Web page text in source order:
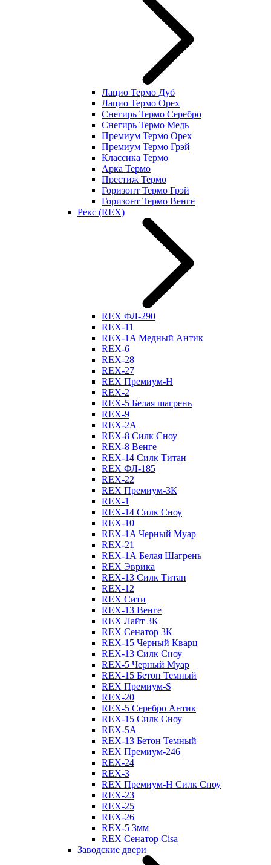
Лацио Термо Дуб
Лацио Термо Орех
Снегирь Термо Серебро
Снегирь Термо Медь
Премиум Термо Орех
Премиум Термо Грэй
Классика Термо
Арка Термо
Престиж Термо
Горизонт Термо Грэй
Горизонт Термо Венге
Рекс (REX)
REX ФЛ-290
REX-11
REX-1A Медный Антик
REX-6
REX-28
REX-27
REX Премиум-Н
REX-2
REX-5 Белая шагрень
REX-9
REX-2А
REX-8 Силк Сноу
REX-8 Венге
REX-14 Силк Титан
REX ФЛ-185
REX-22
REX Премиум-3К
REX-1
REX-14 Силк Сноу
REX-10
REX-1A Черный Муар
REX-21
REX-1А Белая Шагрень
REX Эврика
REX-13 Силк Титан
REX-12
REX Сити
REX-13 Венге
REX Лайт 3К
REX Сенатор 3К
REX-15 Черный Кварц
REX-13 Силк Сноу
REX-5 Черный Муар
REX-15 Бетон Темный
REX Премиум-S
REX-20
REX-5 Серебро Антик
REX-15 Силк Сноу
REX-5А
REX-13 Бетон Темный
REX Премиум-246
REX-24
REX-3
REX Премиум-Н Силк Сноу
REX-23
REX-25
REX-26
REX-5 3мм
REX Сенатор Cisa
Заводские двери